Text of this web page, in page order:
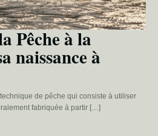
Pêche à la
naissance à
de pêche qui consiste à utiliser
fabriquée à partir […]